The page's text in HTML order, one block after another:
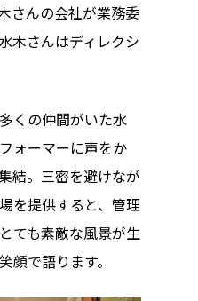
さんの会社が業務委
木さんはディレクシ
くの仲間がいた水
ォーマーに声をか
結。三密を避けなが
を提供すると、管理
ても素敵な風景が生
顔で語ります。